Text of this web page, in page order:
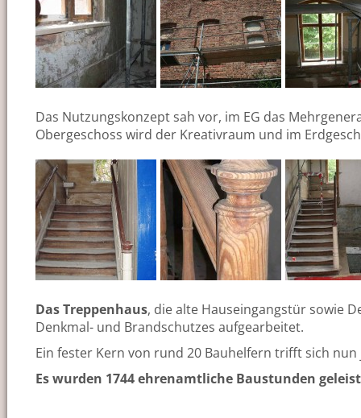
Das Nutzungskonzept sah vor, im EG das
Obergeschoss wird der Kreativraum und im
Das Treppenhaus, die alte Hauseingangstür sowie
Denkmal- und Brandschutzes aufgearbeitet.
Ein fester Kern von rund 20 Bauhelfern trifft sich
Es wurden 1744 ehrenamtliche Baustunden